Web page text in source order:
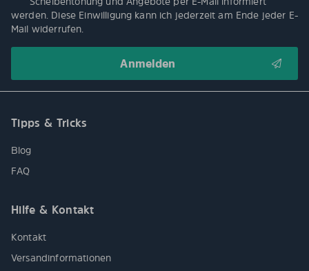
werden. Diese Einwilligung kann ich jederzeit am Ende jeder E-
Mail widerrufen.
Tipps & Tricks
Blog
FAQ
Hilfe & Kontakt
Kontakt
Versandinformationen